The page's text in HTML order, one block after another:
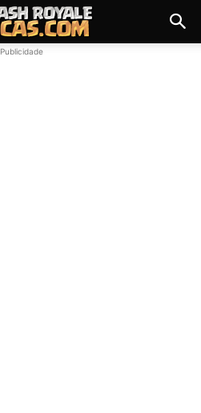
Publicidade